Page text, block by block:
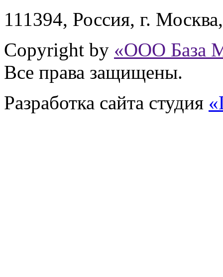
111394, Россия, г. Москва
Copyright by «ООО База
Все права защищены.
Разработка сайта студия